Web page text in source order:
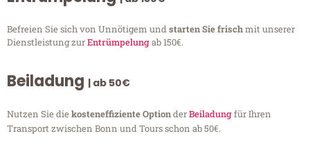
Befreien Sie sich von Unnötigem undstarten Sie frischmit unserer
Dienstleistung zurEntrümpelungab 150€.
Beiladung | ab 50€
Nutzen Sie diekosteneffiziente OptionderBeiladungfür Ihren
Transport zwischen Bonn und Tours schon ab 50€.